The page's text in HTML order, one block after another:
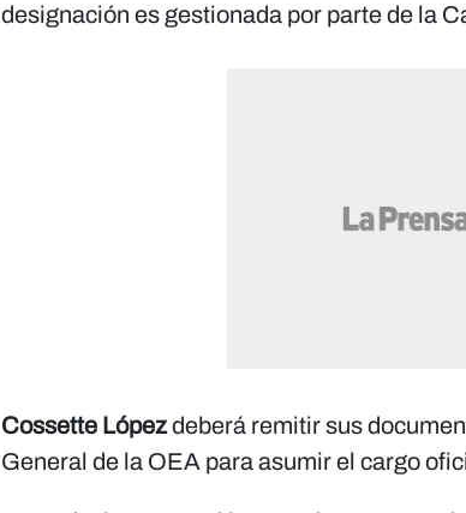
designación es gestionada por parte de la
Cossette Lópezdeberá remitir sus
General de la OEA para asumir el cargo